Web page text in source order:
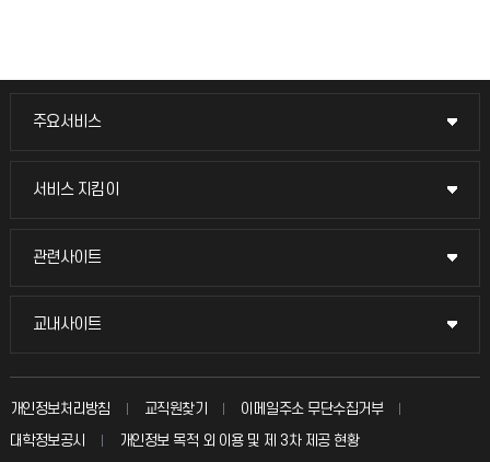
주요서비스
주요서비스
교무회의방송
입학안내
서비스 지킴이
서비스 지킴이
묻고 답하기
칭찬마당
관련사이트
관련사이트
국방헬프콜
교내사이트
교내사이트
교수회
교육혁신본부
개인정보처리방침 교직원찾기
이메일주소 무단수집거부
대학정보공시
개인정보 목적 외 이용 및 제 3차 제공 현황